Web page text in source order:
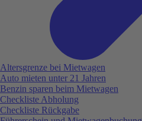
Altersgrenze bei Mietwagen
Auto mieten unter 21 Jahren
Benzin sparen beim Mietwagen
Checkliste Abholung
Checkliste Rückgabe